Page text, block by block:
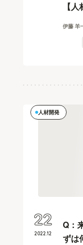
【
伊藤 羊
人材開発
Q：
ずは
2022.12
22